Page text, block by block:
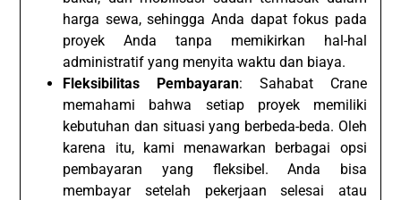
harga sewa, sehingga Anda dapat fokus pada
proyek Anda tanpa memikirkan hal-hal
administratif yang menyita waktu dan biaya.
Fleksibilitas Pembayaran: Sahabat Crane
memahami bahwa setiap proyek memiliki
kebutuhan dan situasi yang berbeda-beda. Oleh
karena itu, kami menawarkan berbagai opsi
pembayaran yang fleksibel. Anda bisa
membayar setelah pekerjaan selesai atau